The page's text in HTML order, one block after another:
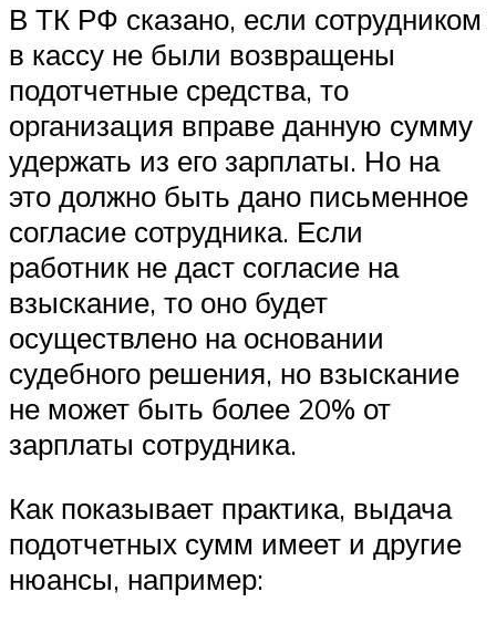
В ТК РФ сказано, если сотрудником
в кассу не были возвращены
подотчетные средства, то
организация вправе данную сумму
удержать из его зарплаты. Но на
это должно быть дано письменное
согласие сотрудника. Если
работник не даст согласие на
взыскание, то оно будет
осуществлено на основании
судебного решения, но взыскание
не может быть более 20% от
зарплаты сотрудника.
Как показывает практика, выдача
подотчетных сумм имеет и другие
нюансы, например: